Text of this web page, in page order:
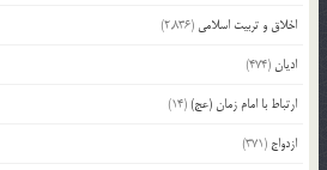
اخلاق و تربیت اسلامی (2,836)
ادیان(474)
ارتباط با امام زمان (عج)(14)
ازدواج (371)